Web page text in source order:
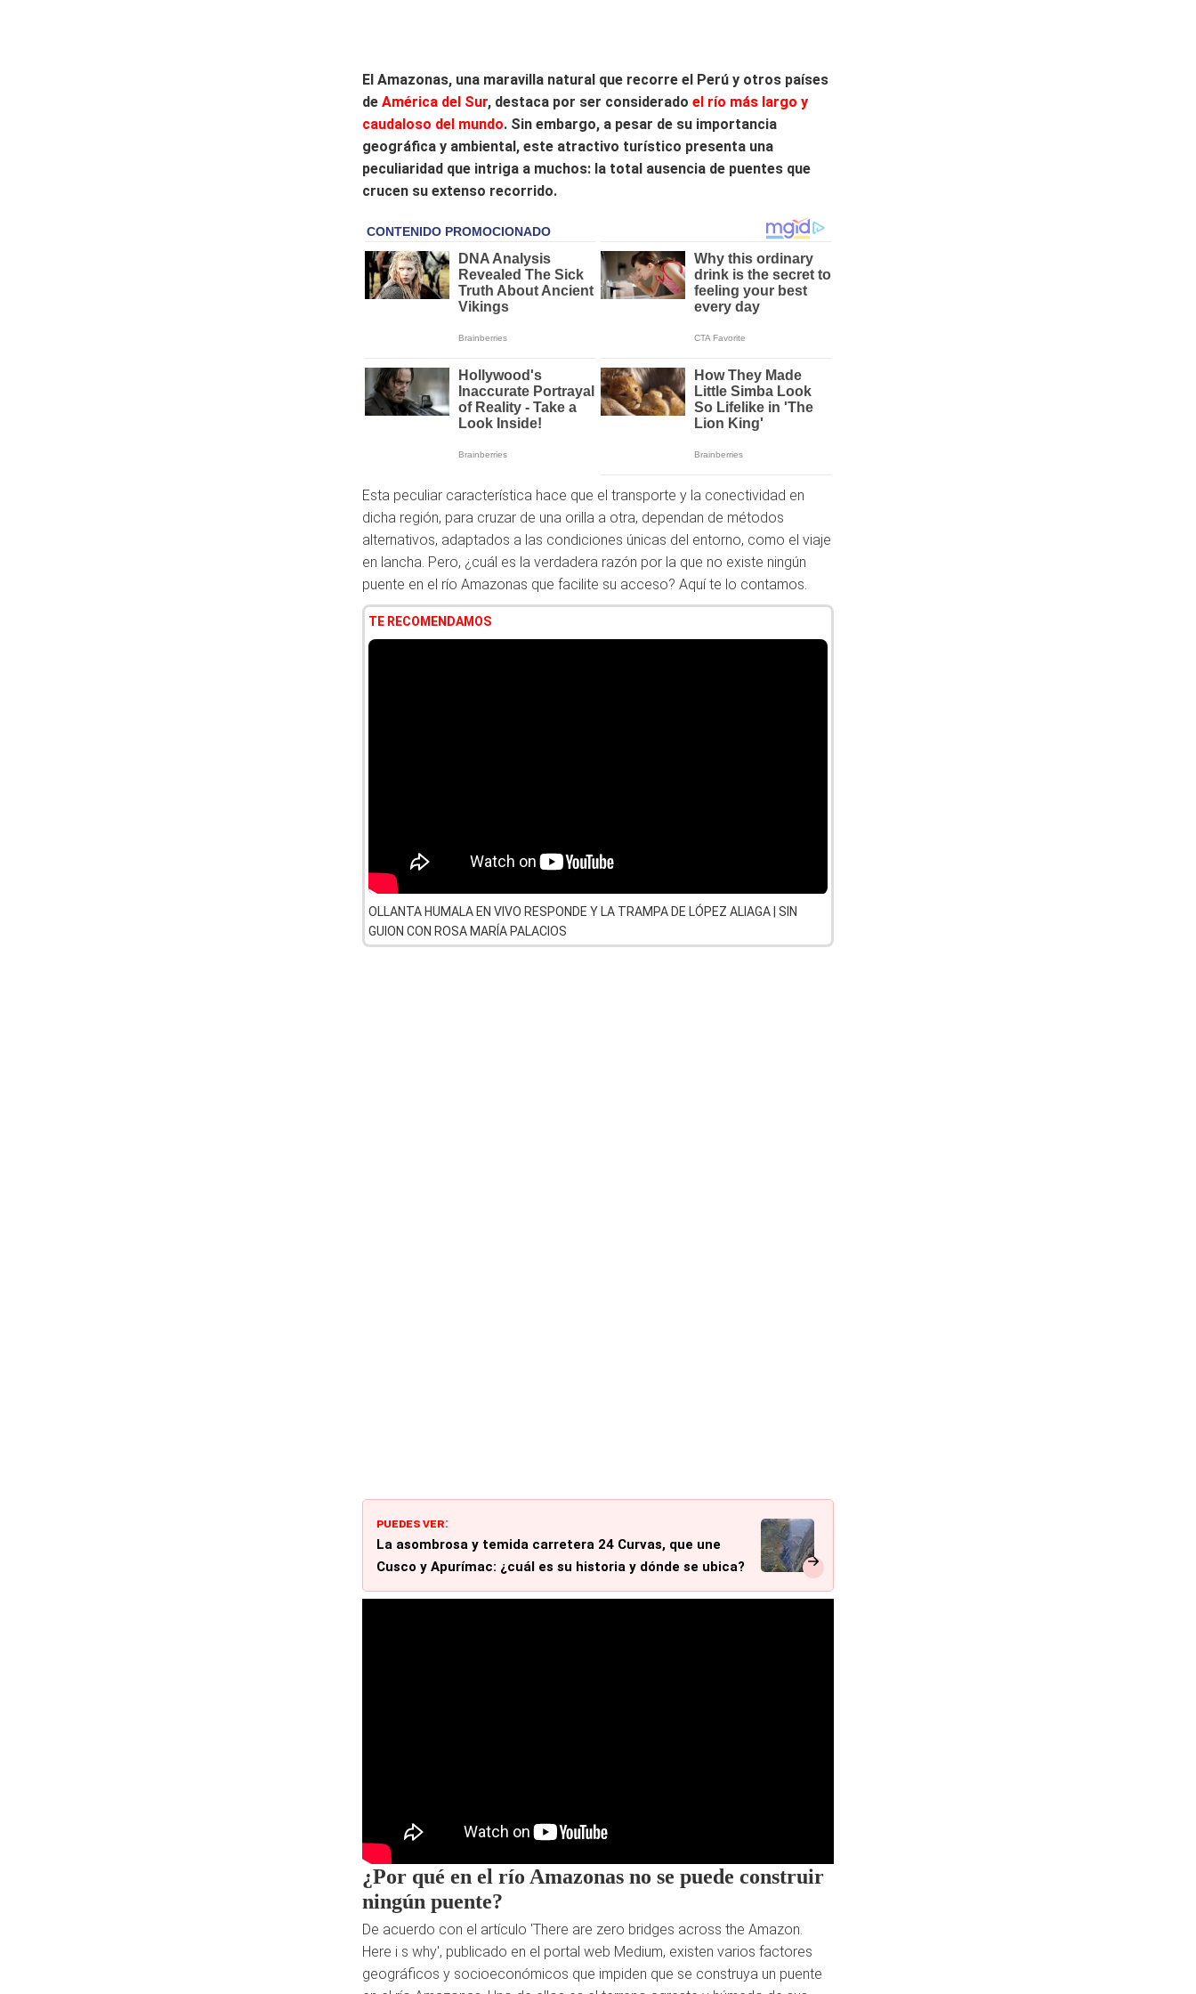
El Amazonas, una maravilla natural que recorre el Perú y otros países
de América del Sur, destaca por ser considerado el río más largo y
caudaloso del mundo. Sin embargo, a pesar de su importancia
geográfica y ambiental, este atractivo turístico presenta una
peculiaridad que intriga a muchos: la total ausencia de puentes que
crucen su extenso recorrido.
Esta peculiar característica hace que el transporte y la conectividad en
dicha región, para cruzar de una orilla a otra, dependan de métodos
alternativos, adaptados a las condiciones únicas del entorno, como el viaje
en lancha. Pero, ¿cuál es la verdadera razón por la que no existe ningún
puente en el río Amazonas que facilite su acceso? Aquí te lo contamos.
TE RECOMENDAMOS
OLLANTA HUMALA EN VIVO RESPONDE Y LA TRAMPA DE LÓPEZ ALIAGA | SIN
GUION CON ROSA MARÍA PALACIOS
PUEDES VER:
La asombrosa y temida carretera 24 Curvas, que une
Cusco y Apurímac: ¿cuál es su historia y dónde se ubica?
¿Por qué en el río Amazonas no se puede construir
ningún puente?
De acuerdo con el artículo 'There are zero bridges across the Amazon.
Here i s why', publicado en el portal web Medium, existen varios factores
geográficos y socioeconómicos que impiden que se construya un puente